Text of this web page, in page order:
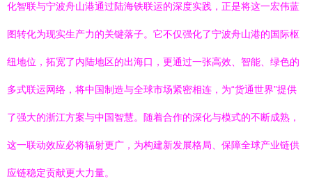
化智联与宁波舟山港通过陆海铁联运的深度实践，正是将这一宏伟蓝
图转化为现实生产力的关键落子。它不仅强化了宁波舟山港的国际枢
纽地位，拓宽了内陆地区的出海口，更通过一张高效、智能、绿色的
多式联运网络，将中国制造与全球市场紧密相连，为“货通世界”提供
了强大的浙江方案与中国智慧。随着合作的深化与模式的不断成熟，
这一联动效应必将辐射更广，为构建新发展格局、保障全球产业链供
应链稳定贡献更大力量。